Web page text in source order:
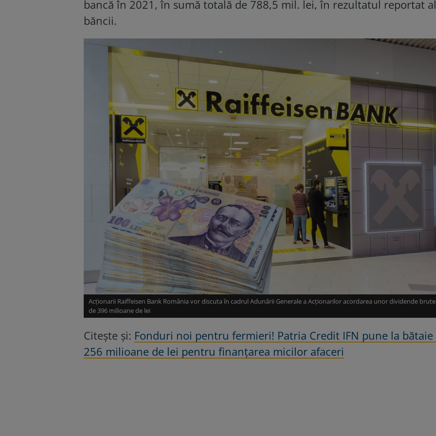
bancă în 2021, în sumă totală de 788,5 mil. lei, în rezultatul reportat al
băncii.
Acţionarii Raiffeisen Bank România vor discuta în cadrul Adunării Generale a Acţionarilor acordarea unor dividende
de 396 milioane de lei
Citește și: Fonduri noi pentru fermieri! Patria Credit IFN pune la bătaie
256 milioane de lei pentru finanțarea micilor afaceri